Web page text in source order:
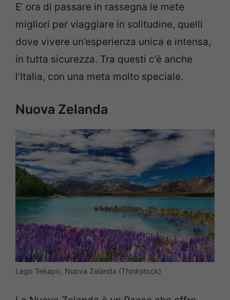
E’ ora di passare in rassegna le mete
migliori per viaggiare in solitudine, quelli
dove vivere un’esperienza unica e intensa,
in tutta sicurezza. Tra questi c’è anche
l’Italia, con una meta molto speciale.
Nuova Zelanda
Lago Tekapo, Nuova Zelanda (Thinkstock)